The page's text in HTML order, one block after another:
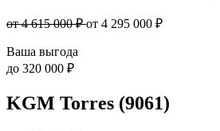
от 4 615 000 ₽от 4 295 000 ₽
Ваша выгода
до 320 000 ₽
KGM Torres (9061)